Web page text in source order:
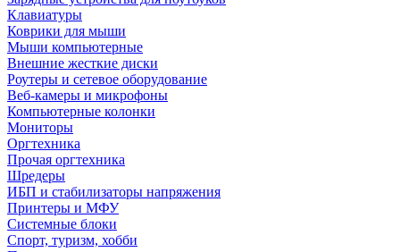
Клавиатуры
Коврики для мыши
Мыши компьютерные
Внешние жесткие диски
Роутеры и сетевое оборудование
Веб-камеры и микрофоны
Компьютерные колонки
Мониторы
Оргтехника
Прочая оргтехника
Шредеры
ИБП и стабилизаторы напряжения
Принтеры и МФУ
Системные блоки
Спорт, туризм, хобби